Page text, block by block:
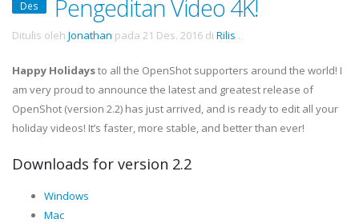
Des
Pengeditan Video 4K!
Ditulis oleh Jonathan pada 21 Des. 2016 di Rilis .
Happy Holidaysto all the OpenShot supporters around the world! I
am very proud to announce the latest and greatest release of
OpenShot (version 2.2) has just arrived, and is ready to edit all your
holiday videos! It’s faster, more stable, and better than ever!
Downloads for version 2.2
Windows
Mac